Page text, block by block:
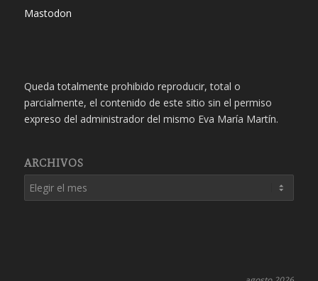
Mastodon
Queda totalmente prohibido reproducir, total o
parcialmente, el contenido de este sitio sin el permiso
expreso del administrador del mismo Eva María Martín.
ARCHIVOS